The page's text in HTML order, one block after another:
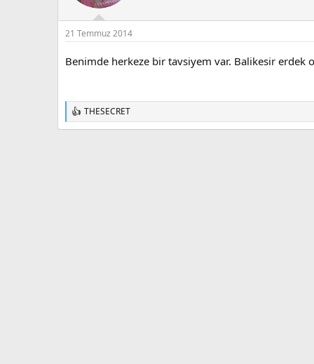
21 Temmuz 2014
Benimde herkeze bir tavsiyem var. Balikesir
T
e
THESECRET